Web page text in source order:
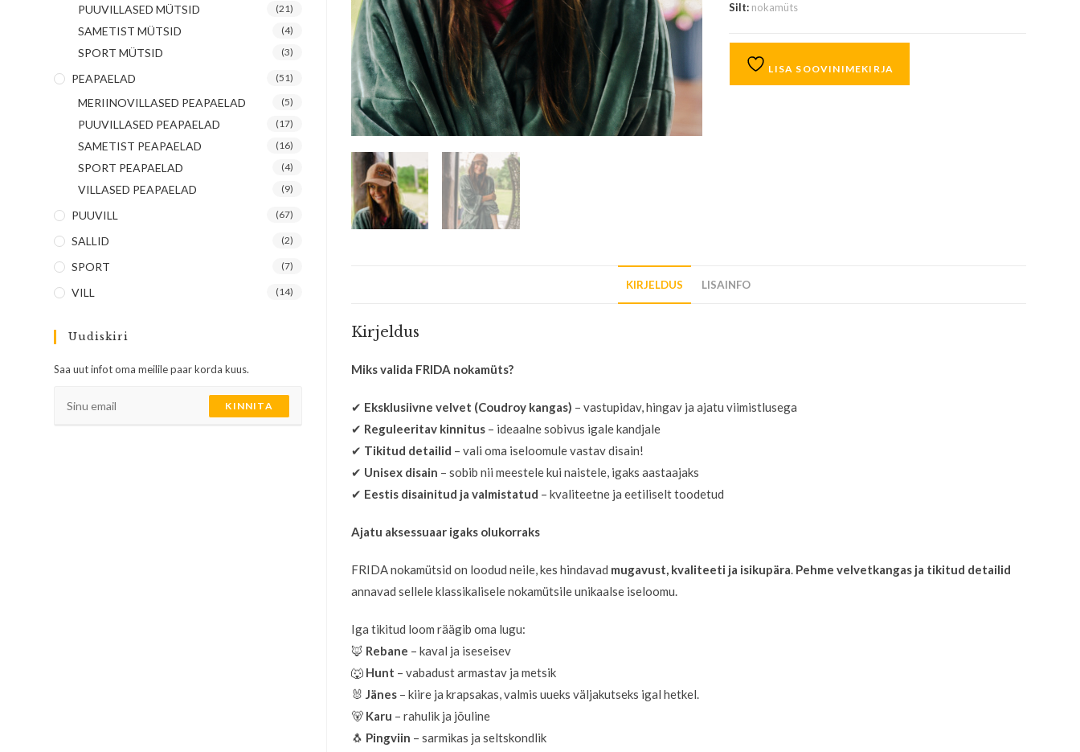
Silt: nokamüts
LISA SOOVINIMEKIRJA
KIRJELDUS LISAINFO
Kirjeldus
Miks valida FRIDA nokamüts?
✔ Eksklusiivne velvet (Coudroy kangas) – vastupidav, hingav ja ajatu viimistlusega
✔ Reguleeritav kinnitus– ideaalne sobivus igale kandjale
✔ Tikitud detailid – vali oma iseloomule vastav disain!
✔ Unisex disain – sobib nii meestele kui naistele, igaks aastaajaks
✔ Eestis disainitud ja valmistatud – kvaliteetne ja eetiliselt toodetud
Ajatu aksessuaar igaks olukorraks
FRIDA nokamütsid on loodud neile, kes hindavad mugavust, kvaliteeti ja isikupära. Pehme velvetkangas ja tikitud detailid
annavad sellele klassikalisele nokamütsile unikaalse iseloomu.
Iga tikitud loom räägib oma lugu:
🦊 Rebane – kaval ja iseseisev
🐺 Hunt – vabadust armastav ja metsik
🐰 Jänes– kiire ja krapsakas, valmis uueks väljakutseks igal hetkel.
🐻 Karu – rahulik ja jõuline
🐧 Pingviin – sarmikas ja seltskondlik
PUUVILLASED MÜTSID (21)
SAMETIST MÜTSID (4)
SPORT MÜTSID (3)
PEAPAELAD (51)
MERIINOVILLASED PEAPAELAD (5)
PUUVILLASED PEAPAELAD (17)
SAMETIST PEAPAELAD (16)
SPORT PEAPAELAD (4)
VILLASED PEAPAELAD (9)
PUUVILL (67)
SALLID (2)
SPORT (7)
VILL (14)
Uudiskiri
Saa uut infot oma meilile paar korda kuus.
KINNITA